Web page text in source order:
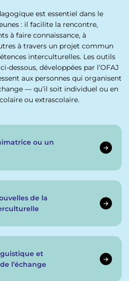
est essentiel dans le
: il facilite la rencontre,
à faire connaissance, à
à travers un projet commun
interculturelles. Les outils
dessous, développées par l’OFAJ
aux personnes qui organisent
— qu’il soit individuel ou en
ou extrascolaire.
ou un
de la
et
l’échange